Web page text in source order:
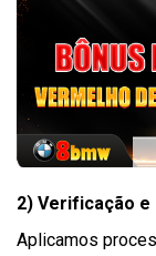
2) Verificação
Aplicamos